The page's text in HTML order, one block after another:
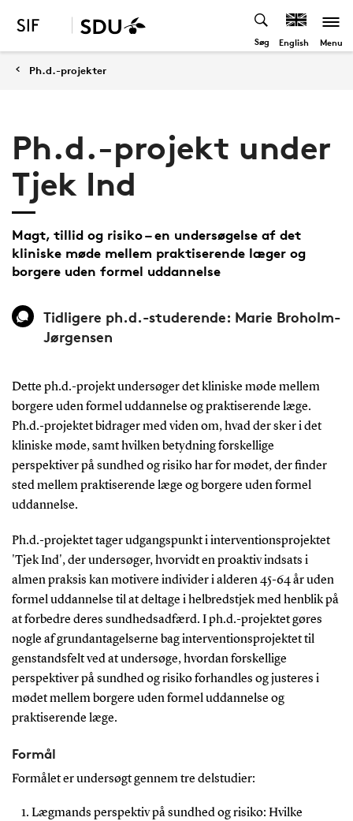
Søg English Menu
Ph.d.-projekter
Ph.d.-projekt under
Tjek Ind
Magt, tillid og risiko – en undersøgelse af det
kliniske møde mellem praktiserende læger og
borgere uden formel uddannelse
Tidligere ph.d.-studerende: Marie Broholm-
Jørgensen
Dette ph.d.-projekt undersøger det kliniske møde mellem
borgere uden formel uddannelse og praktiserende læge.
Ph.d.-projektet bidrager med viden om, hvad der sker i det
kliniske møde, samt hvilken betydning forskellige
perspektiver på sundhed og risiko har for mødet, der finder
sted mellem praktiserende læge og borgere uden formel
uddannelse.
Ph.d.-projektet tager udgangspunkt i interventionsprojektet
'Tjek Ind', der undersøger, hvorvidt en proaktiv indsats i
almen praksis kan motivere individer i alderen 45-64 år uden
formel uddannelse til at deltage i helbredstjek med henblik på
at forbedre deres sundhedsadfærd. I ph.d.-projektet gøres
nogle af grundantagelserne bag interventionsprojektet til
genstandsfelt ved at undersøge, hvordan forskellige
perspektiver på sundhed og risiko forhandles og justeres i
mødet mellem borgere uden formel uddannelse og
praktiserende læge.
Formål
Formålet er undersøgt gennem tre delstudier:
Lægmands perspektiv på sundhed og risiko: Hvilke